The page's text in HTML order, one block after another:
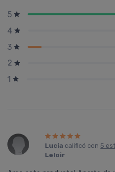
5
4
3
2
1
Lucia calificó con 5
Leloir.